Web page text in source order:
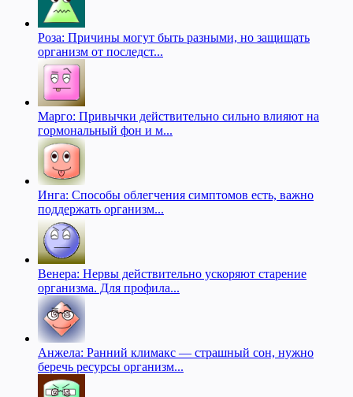
Роза: Причины могут быть разными, но защищать
организм от последст...
Марго: Привычки действительно сильно влияют на
гормональный фон и м...
Инга: Способы облегчения симптомов есть, важно
поддержать организм...
Венера: Нервы действительно ускоряют старение
организма. Для профила...
Анжела: Ранний климакс — страшный сон, нужно
беречь ресурсы организм...